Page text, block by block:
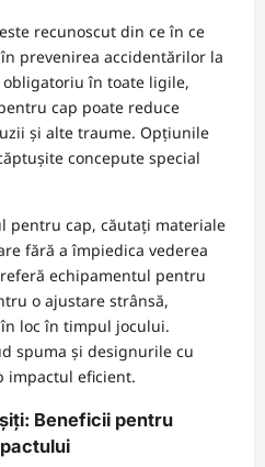
recunoscut din ce în ce
prevenirea accidentărilor la
în toate ligile,
cap poate reduce
și alte traume. Opțiunile
concepute special
pentru cap, căutați materiale
fără a împiedica vederea
echipamentul pentru
o ajustare strânsă,
loc în timpul jocului.
spuma și designurile cu
impactul eficient.
Beneficii pentru